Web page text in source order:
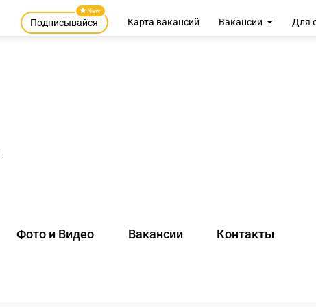
New
Подписывайся Карта вакансий Вакансии Для
Фото и Видео Вакансии Контакты